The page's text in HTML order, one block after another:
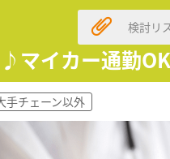
♪マイカー通勤
検討リ
手チェーン以外